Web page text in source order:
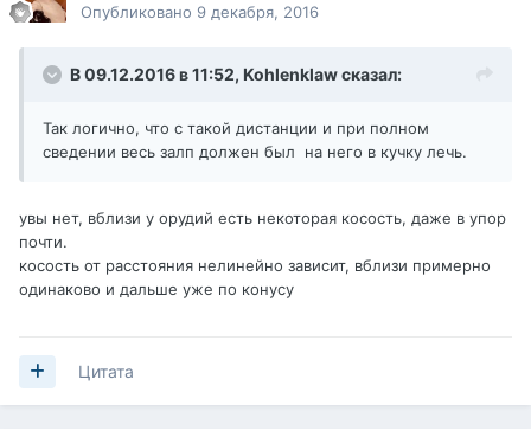
Опубликовано 9 декабря, 2016
В 09.12.2016 в 11:52, Kohlenklawсказал:
Так логично, что с такой дистанции и при полном
сведении весь залп должен был на него в кучку лечь.
увы нет, вблизи у орудий есть некоторая косость, даже в упор
почти.
косость от расстояния нелинейно зависит, вблизи примерно
одинаково и дальше уже по конусу
Цитата